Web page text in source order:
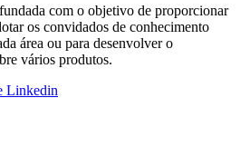
com o objetivo de proporcionar
os convidados de conhecimento
área ou para desenvolver o
vários produtos.
Linkedin